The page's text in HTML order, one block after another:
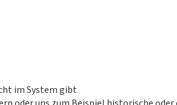
im System gibt